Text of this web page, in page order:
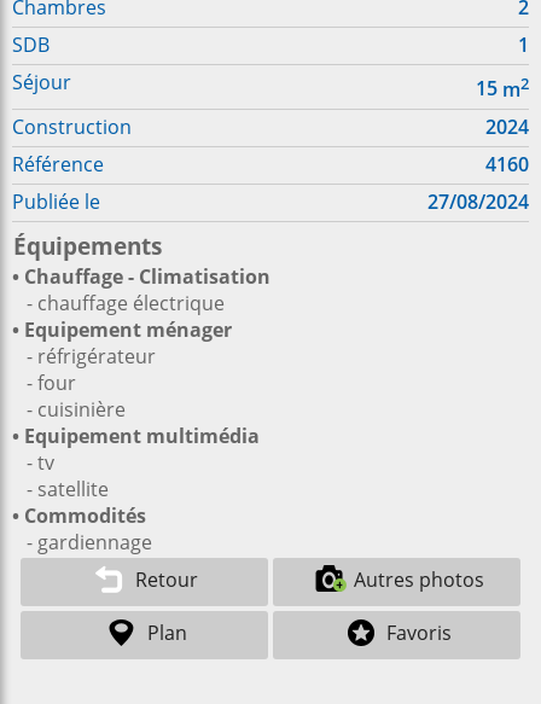
Chambres
2
SDB
1
Séjour
15 m2
Construction
2024
Référence
4160
Publiée le
27/08/2024
Équipements
• Chauffage - Climatisation
- chauffage électrique
• Equipement ménager
- réfrigérateur
- four
- cuisinière
• Equipement multimédia
- tv
- satellite
• Commodités
- gardiennage
Retour
Autres photos
Plan
Favoris